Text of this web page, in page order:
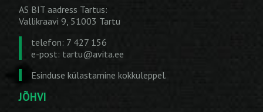
AS BIT aadress Tartus:
Vallikraavi 9, 51003 Tartu
telefon: 7 427 156
e-post: tartu@avita.ee
Esinduse külastamine kokkuleppel.
JÕHVI